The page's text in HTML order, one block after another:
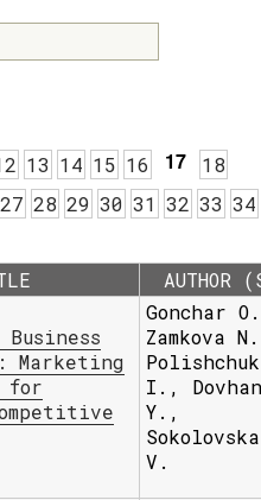
13 14 15 16 17
18
27 28 29 30 31 32 33 34
AUTHOR
Marketing
for
Gonchar
Zamkova
Polishchuk
I., Dovhan
Y.,
Sokolovska
V.